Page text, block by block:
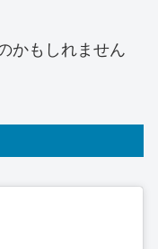
かもしれません